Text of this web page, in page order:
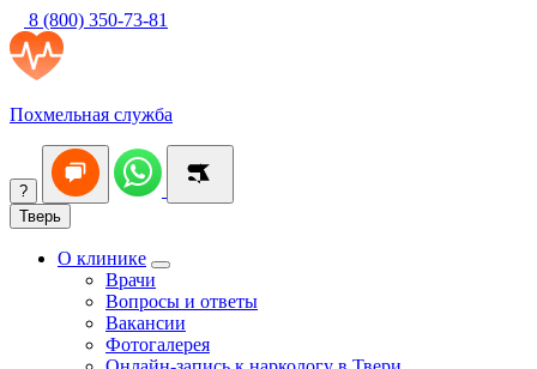
8 (800) 350-73-81
Похмельная служба
?
Тверь
О клинике
Врачи
Вопросы и ответы
Вакансии
Фотогалерея